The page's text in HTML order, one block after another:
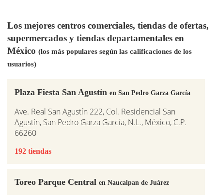
Los mejores centros comerciales, tiendas de ofertas,
supermercados y tiendas departamentales en
México (los más populares según las calificaciones de los
usuarios)
Plaza Fiesta San Agustín en San Pedro Garza García
Ave. Real San Agustín 222, Col. Residencial San
Agustín, San Pedro Garza García, N.L., México, C.P.
66260
192 tiendas
Toreo Parque Central en Naucalpan de Juárez